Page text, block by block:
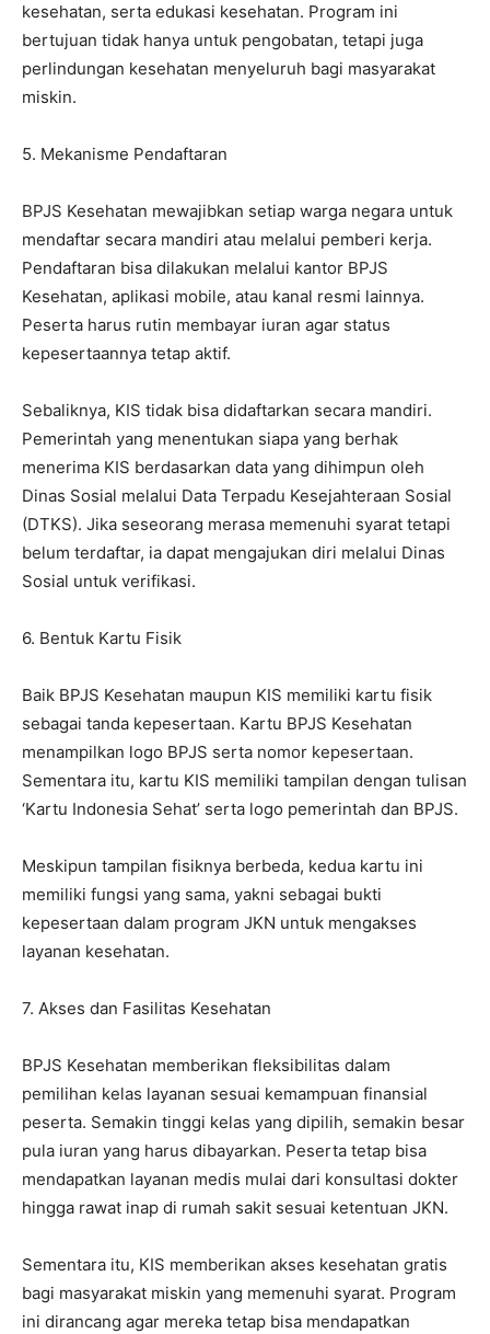
kesehatan, serta edukasi kesehatan. Program ini
bertujuan tidak hanya untuk pengobatan, tetapi juga
perlindungan kesehatan menyeluruh bagi masyarakat
miskin.
5. Mekanisme Pendaftaran
BPJS Kesehatan mewajibkan setiap warga negara untuk
mendaftar secara mandiri atau melalui pemberi kerja.
Pendaftaran bisa dilakukan melalui kantor BPJS
Kesehatan, aplikasi mobile, atau kanal resmi lainnya.
Peserta harus rutin membayar iuran agar status
kepesertaannya tetap aktif.
Sebaliknya, KIS tidak bisa didaftarkan secara mandiri.
Pemerintah yang menentukan siapa yang berhak
menerima KIS berdasarkan data yang dihimpun oleh
Dinas Sosial melalui Data Terpadu Kesejahteraan Sosial
(DTKS). Jika seseorang merasa memenuhi syarat tetapi
belum terdaftar, ia dapat mengajukan diri melalui Dinas
Sosial untuk verifikasi.
6. Bentuk Kartu Fisik
Baik BPJS Kesehatan maupun KIS memiliki kartu fisik
sebagai tanda kepesertaan. Kartu BPJS Kesehatan
menampilkan logo BPJS serta nomor kepesertaan.
Sementara itu, kartu KIS memiliki tampilan dengan tulisan
‘Kartu Indonesia Sehat’ serta logo pemerintah dan BPJS.
Meskipun tampilan fisiknya berbeda, kedua kartu ini
memiliki fungsi yang sama, yakni sebagai bukti
kepesertaan dalam program JKN untuk mengakses
layanan kesehatan.
7. Akses dan Fasilitas Kesehatan
BPJS Kesehatan memberikan fleksibilitas dalam
pemilihan kelas layanan sesuai kemampuan finansial
peserta. Semakin tinggi kelas yang dipilih, semakin besar
pula iuran yang harus dibayarkan. Peserta tetap bisa
mendapatkan layanan medis mulai dari konsultasi dokter
hingga rawat inap di rumah sakit sesuai ketentuan JKN.
Sementara itu, KIS memberikan akses kesehatan gratis
bagi masyarakat miskin yang memenuhi syarat. Program
ini dirancang agar mereka tetap bisa mendapatkan